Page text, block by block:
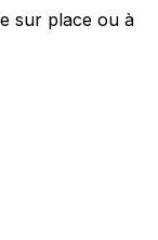
sur place ou à